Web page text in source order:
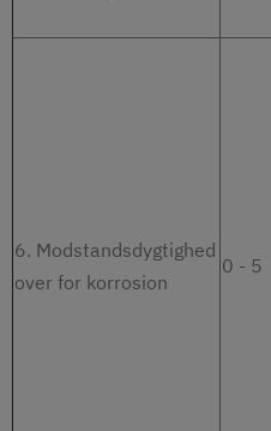
6. Modstandsdygtighed
over for korrosion
0 - 5